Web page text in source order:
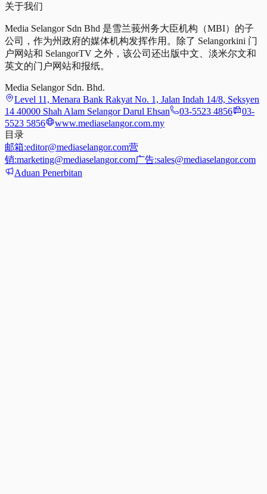
关于我们
Media Selangor Sdn Bhd 是雪兰莪州务大臣机构（MBI）的子
公司，作为州政府的媒体机构发挥作用。除了 Selangorkini 门
户网站和 SelangorTV 之外，该公司还出版中文、淡米尔文和
英文的门户网站和报纸。
Media Selangor Sdn. Bhd.
Level 11, Menara Bank Rakyat No. 1, Jalan Indah 14/8, Seksyen
14 40000 Shah Alam Selangor Darul Ehsan
03-5523 4856
03-
5523 5856
www.mediaselangor.com.my
目录
邮箱:editor@mediaselangor.com营
销:marketing@mediaselangor.com广告:sales@mediaselangor.com
Aduan Penerbitan